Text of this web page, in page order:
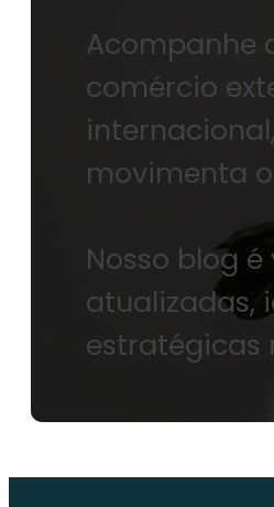
Acompanhe
comércio
movimenta
Nosso blog
atualizadas,
estratégicas